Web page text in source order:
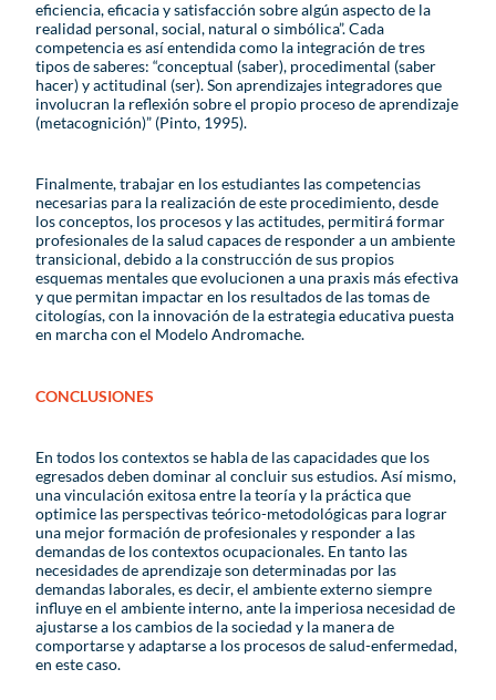
eficiencia, eficacia y satisfacción sobre algún aspecto de la
realidad personal, social, natural o simbólica”. Cada
competencia es así entendida como la integración de tres
tipos de saberes: “conceptual (saber), procedimental (saber
hacer) y actitudinal (ser). Son aprendizajes integradores que
involucran la reflexión sobre el propio proceso de aprendizaje
(metacognición)” (Pinto, 1995).
Finalmente, trabajar en los estudiantes las competencias
necesarias para la realización de este procedimiento, desde
los conceptos, los procesos y las actitudes, permitirá formar
profesionales de la salud capaces de responder a un ambiente
transicional, debido a la construcción de sus propios
esquemas mentales que evolucionen a una praxis más efectiva
y que permitan impactar en los resultados de las tomas de
citologías, con la innovación de la estrategia educativa puesta
en marcha con el Modelo Andromache.
CONCLUSIONES
En todos los contextos se habla de las capacidades que los
egresados deben dominar al concluir sus estudios. Así mismo,
una vinculación exitosa entre la teoría y la práctica que
optimice las perspectivas teórico-metodológicas para lograr
una mejor formación de profesionales y responder a las
demandas de los contextos ocupacionales. En tanto las
necesidades de aprendizaje son determinadas por las
demandas laborales, es decir, el ambiente externo siempre
influye en el ambiente interno, ante la imperiosa necesidad de
ajustarse a los cambios de la sociedad y la manera de
comportarse y adaptarse a los procesos de salud-enfermedad,
en este caso.